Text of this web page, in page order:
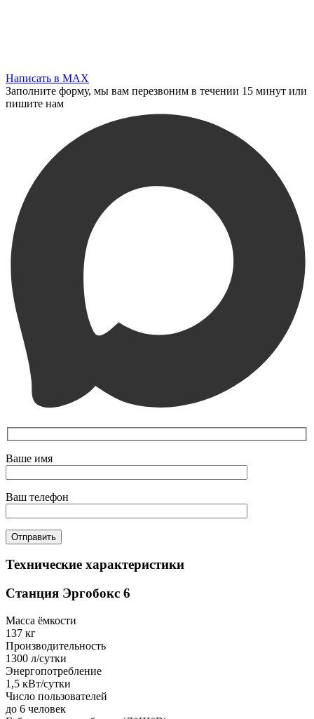
Написать в MAX
Заполните форму, мы вам перезвоним в течении 15 минут или
пишите нам
Ваше имя
Ваш телефон
Технические характеристики
Станция Эргобокс 6
Масса ёмкости
137 кг
Производительность
1300 л/сутки
Энергопотребление
1,5 кВт/сутки
Число пользователей
до 6 человек